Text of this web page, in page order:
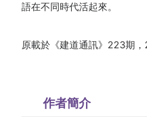
語在不同時代活起來。
原載於《建道通訊》223期，
作者簡介